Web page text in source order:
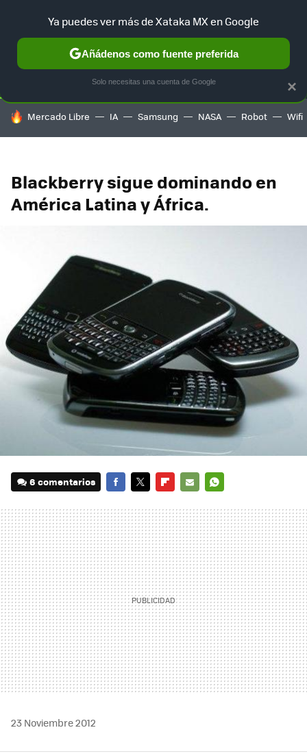
SELECCIÓN GAMING HOME AUTO TERRITORIO
HOY SE HABLA DE
Mercado Libre IA Samsung NASA Robot Wifi
Blackberry sigue dominando en
América Latina y África.
6 comentarios
MAIL
23 Noviembre 2012
×
Ya puedes ver más de Xataka MX en Google
Añádenos como fuente preferida
Solo necesitas una cuenta de Google